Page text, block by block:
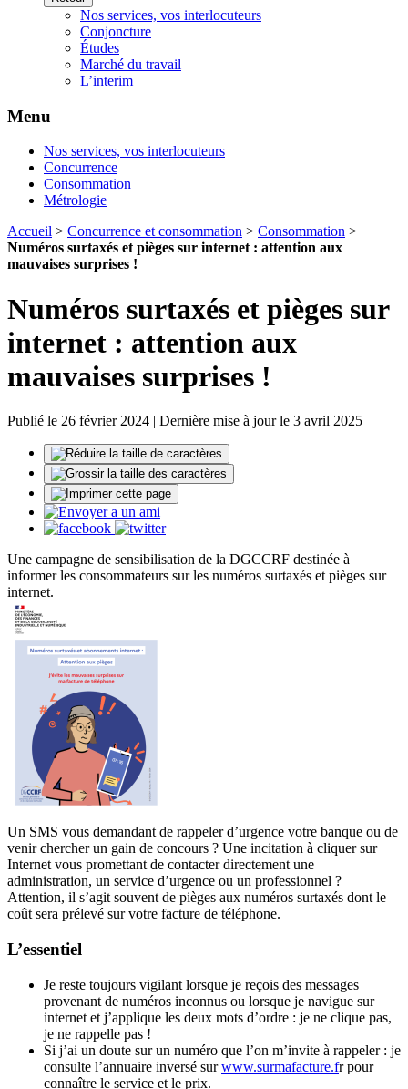
Nos services, vos interlocuteurs
Conjoncture
Études
Marché du travail
L’interim
Menu
Nos services, vos interlocuteurs
Concurrence
Consommation
Métrologie
Accueil > Concurrence et consommation > Consommation >
Numéros surtaxés et pièges sur internet : attention aux
mauvaises surprises !
Numéros surtaxés et pièges sur
internet : attention aux
mauvaises surprises !
Publié le 26 février 2024 | Dernière mise à jour le 3 avril 2025
Une campagne de sensibilisation de la DGCCRF destinée à
informer les consommateurs sur les numéros surtaxés et pièges sur
internet.
Un SMS vous demandant de rappeler d’urgence votre banque ou de
venir chercher un gain de concours ? Une incitation à cliquer sur
Internet vous promettant de contacter directement une
administration, un service d’urgence ou un professionnel ?
Attention, il s’agit souvent de pièges aux numéros surtaxés dont le
coût sera prélevé sur votre facture de téléphone.
L’essentiel
Je reste toujours vigilant lorsque je reçois des messages
provenant de numéros inconnus ou lorsque je navigue sur
internet et j’applique les deux mots d’ordre : je ne clique pas,
je ne rappelle pas !
Si j’ai un doute sur un numéro que l’on m’invite à rappeler : je
consulte l’annuaire inversé surwww.surmafacture.fr pour
connaître le service et le prix.